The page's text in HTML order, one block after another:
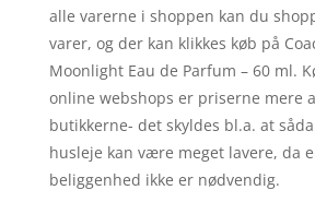
alle varerne i shoppen kan du
varer, og der kan klikkes køb på
Moonlight Eau de Parfum – 60 ml.
online webshops er priserne mere
butikkerne- det skyldes bl.a. at
husleje kan være meget lavere, da
beliggenhed ikke er nødvendig.